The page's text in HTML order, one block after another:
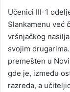
Učenici III-1
Slankamenu već
vršnjačkog
svojim
premešten u
gde je, između
razreda, a